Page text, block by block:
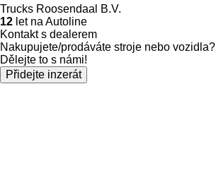
Trucks Roosendaal B.V.
12 let na Autoline
Kontakt s dealerem
Nakupujete/prodáváte stroje nebo vozidla?
Dělejte to s námi!
Přidejte inzerát